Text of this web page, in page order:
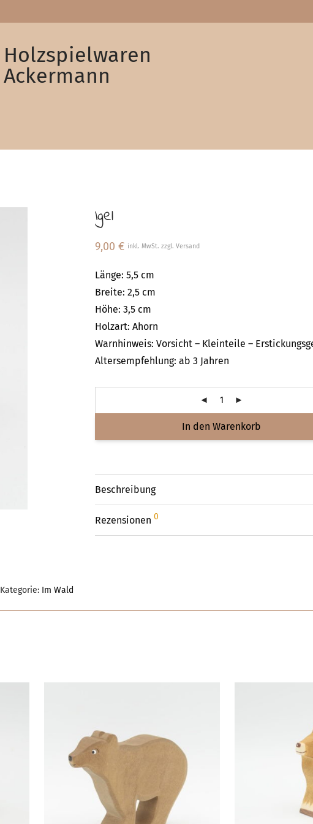
Holzspielwaren
Ackermann
Igel
9,00 € inkl. MwSt. zzgl. Versand
Länge: 5,5 cm
Breite: 2,5 cm
Höhe: 3,5 cm
Holzart: Ahorn
Warnhinweis: Vorsicht – Kleinteile –
Altersempfehlung: ab 3 Jahren
In den Warenkorb
Beschreibung
Rezensionen 0
Kategorie: Im Wald